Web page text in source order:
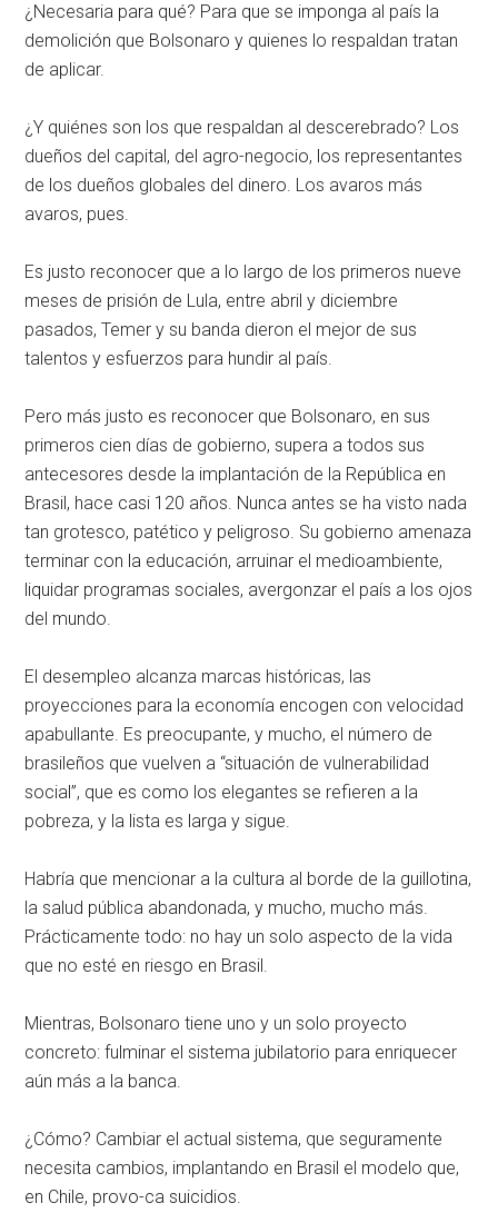
¿Necesaria para qué? Para que se imponga al país la
demolición que Bolsonaro y quienes lo respaldan tratan
de aplicar.
¿Y quiénes son los que respaldan al descerebrado? Los
dueños del capital, del agro-negocio, los representantes
de los dueños globales del dinero. Los avaros más
avaros, pues.
Es justo reconocer que a lo largo de los primeros nueve
meses de prisión de Lula, entre abril y diciembre
pasados, Temer y su banda dieron el mejor de sus
talentos y esfuerzos para hundir al país.
Pero más justo es reconocer que Bolsonaro, en sus
primeros cien días de gobierno, supera a todos sus
antecesores desde la implantación de la República en
Brasil, hace casi 120 años. Nunca antes se ha visto nada
tan grotesco, patético y peligroso. Su gobierno amenaza
terminar con la educación, arruinar el medioambiente,
liquidar programas sociales, avergonzar el país a los ojos
del mundo.
El desempleo alcanza marcas históricas, las
proyecciones para la economía encogen con velocidad
apabullante. Es preocupante, y mucho, el número de
brasileños que vuelven a situación de vulnerabilidad
social , que es como los elegantes se refieren a la
pobreza, y la lista es larga y sigue.
Habría que mencionar a la cultura al borde de la guillotina,
la salud pública abandonada, y mucho, mucho más.
Prácticamente todo: no hay un solo aspecto de la vida
que no esté en riesgo en Brasil.
Mientras, Bolsonaro tiene uno y un solo proyecto
concreto: fulminar el sistema jubilatorio para enriquecer
aún más a la banca.
¿Cómo? Cambiar el actual sistema, que seguramente
necesita cambios, implantando en Brasil el modelo que,
en Chile, provo-ca suicidios.